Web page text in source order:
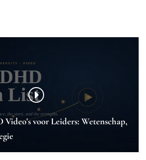
Video's voor Leiders: Wetenschap,